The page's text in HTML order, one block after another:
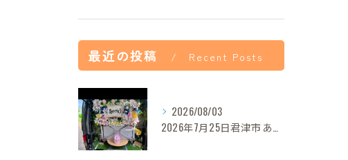
最近の投稿 Recent Posts
2026/08/03
2026年7月25日君津市あずきちゃんご葬儀